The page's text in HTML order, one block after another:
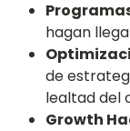
hagan
de
lealtad del
Growth